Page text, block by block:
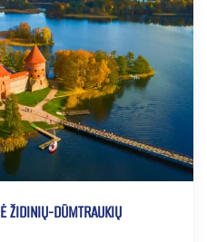
ŽIDINIŲ-DŪMTRAUKIŲ